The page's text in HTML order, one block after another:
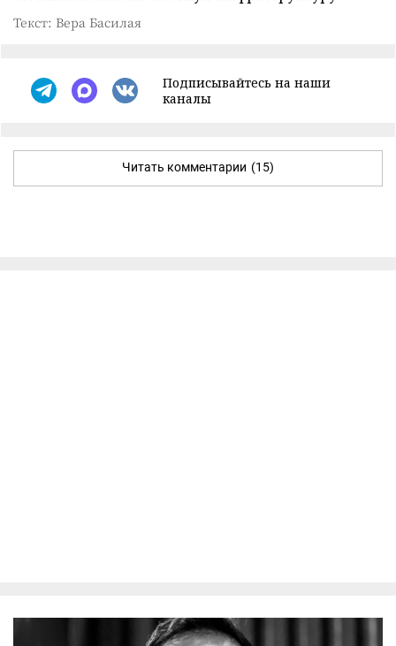
Текст: Вера Басилая
Подписывайтесь на наши
каналы
Читать комментарии (15)